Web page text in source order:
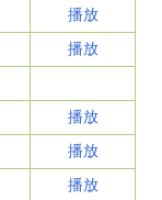
播放
播放
播放
播放
播放